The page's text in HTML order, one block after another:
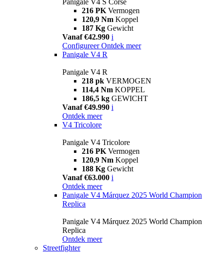
216 PK Vermogen
120,9 Nm Koppel
187 Kg Gewicht
Vanaf €42.990 i
Configureer Ontdek meer
Panigale V4 R
Panigale V4 R
218 pk VERMOGEN
114,4 Nm KOPPEL
186,5 kg GEWICHT
Vanaf €49.990 i
Ontdek meer
V4 Tricolore
Panigale V4 Tricolore
216 PK Vermogen
120,9 Nm Koppel
188 Kg Gewicht
Vanaf €63.000 i
Ontdek meer
Panigale V4 Márquez 2025 World Champion
Replica
Panigale V4 Márquez 2025 World Champion
Replica
Ontdek meer
Streetfighter